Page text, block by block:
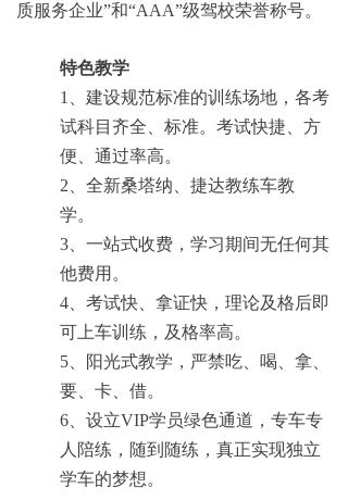
质服务企业”和“AAA”级驾校荣誉称号。
特色教学
1、建设规范标准的训练场地，各考
试科目齐全、标准。考试快捷、方
便、通过率高。
2、全新桑塔纳、捷达教练车教
学。
3、一站式收费，学习期间无任何其
他费用。
4、考试快、拿证快，理论及格后即
可上车训练，及格率高。
5、阳光式教学，严禁吃、喝、拿、
要、卡、借。
6、设立VIP学员绿色通道，专车专
人陪练，随到随练，真正实现独立
学车的梦想。